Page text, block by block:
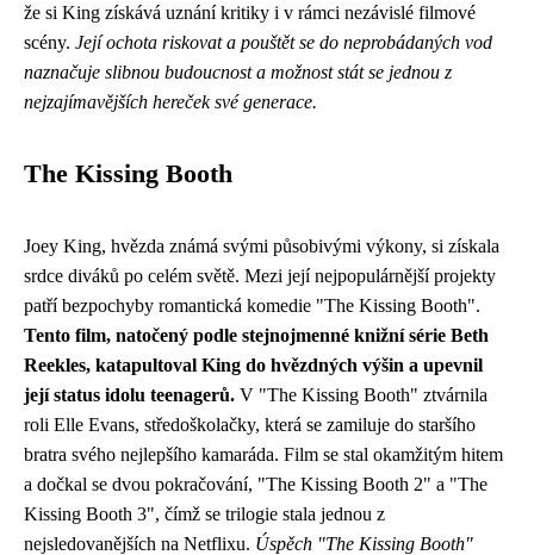
že si King získává uznání kritiky i v rámci nezávislé filmové
scény. Její ochota riskovat a pouštět se do neprobádaných vod
naznačuje slibnou budoucnost a možnost stát se jednou z
nejzajímavějších hereček své generace.
The Kissing Booth
Joey King, hvězda známá svými působivými výkony, si získala
srdce diváků po celém světě. Mezi její nejpopulárnější projekty
patří bezpochyby romantická komedie "The Kissing Booth".
Tento film, natočený podle stejnojmenné knižní série Beth
Reekles, katapultoval King do hvězdných výšin a upevnil
její status idolu teenagerů. V "The Kissing Booth" ztvárnila
roli Elle Evans, středoškolačky, která se zamiluje do staršího
bratra svého nejlepšího kamaráda. Film se stal okamžitým hitem
a dočkal se dvou pokračování, "The Kissing Booth 2" a "The
Kissing Booth 3", čímž se trilogie stala jednou z
nejsledovanějších na Netflixu. Úspěch "The Kissing Booth"